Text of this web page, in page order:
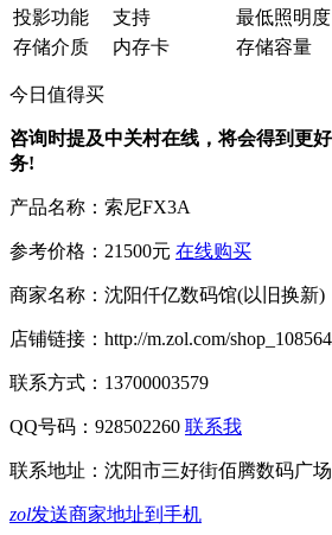
投影功能
支持 最低照明度
存储介质
内存卡 存储容量
今日值得买
咨询时提及中关村在线，将会得到更
务!
产品名称： 索尼FX3A
参考价格： 21500元 在线购买
商家名称： 沈阳仟亿数码馆(以旧换新)
店铺链接： http://m.zol.com/
联系方式： 13700003579
QQ号码：928502260 联系我
联系地址： 沈阳市三好街佰腾数码广
zol发送商家地址到手机